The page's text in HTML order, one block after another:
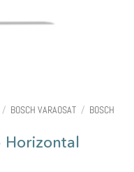
/ BOSCH VARAOSAT / BOSCH
Horizontal